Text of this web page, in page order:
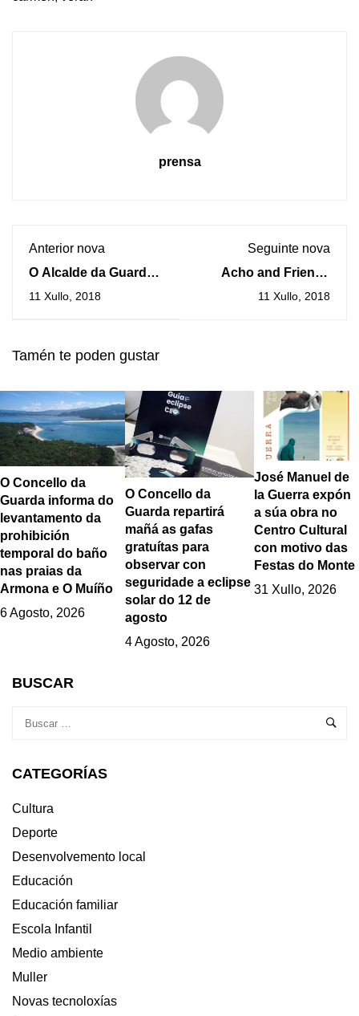
prensa
Anterior nova
O Alcalde da Guarda
defende a
litoral da Lamiña e do
11 Xullo, 2018
Seguinte nova
Acho and Friends
actúa este xoves na
11 Xullo, 2018
Tamén te poden gustar
O Concello da
Guarda informa do
levantamento da
prohibición
temporal do baño
nas praias da
Armona e O Muíño
6 Agosto, 2026
O Concello da
Guarda repartirá
mañá as gafas
gratuítas para
observar con
seguridade a eclipse
solar do 12 de
agosto
4 Agosto, 2026
José Manuel de
la Guerra expón
a súa obra no
Centro Cultural
con motivo das
Festas do Monte
31 Xullo, 2026
BUSCAR
CATEGORÍAS
Cultura
Deporte
Desenvolvemento local
Educación
Educación familiar
Escola Infantil
Medio ambiente
Muller
Novas tecnoloxías